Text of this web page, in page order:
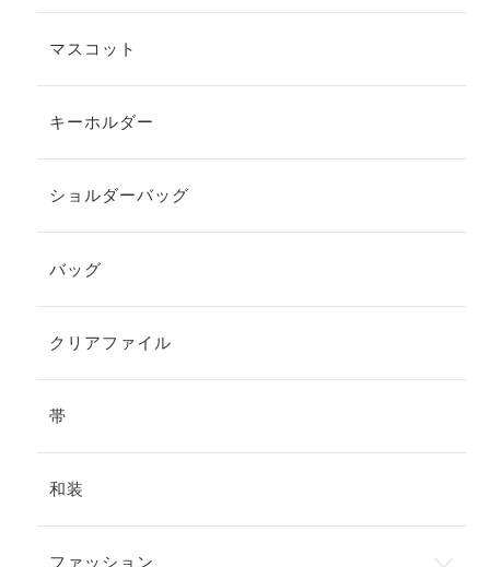
マスコット
キーホルダー
ショルダーバッグ
バッグ
クリアファイル
帯
和装
ファッション